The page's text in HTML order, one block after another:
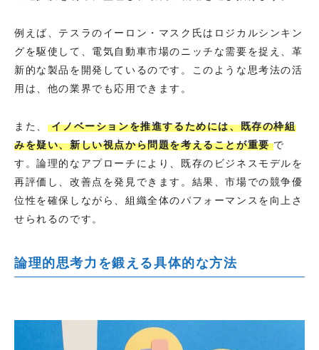
例えば、テスラのイーロン・マスク氏はロジカルシンキン
グを駆使して、電気自動車市場のニッチな需要を捉え、革
新的な製品を開発しているのです。このような思考法の活
用は、他の業界でも応用できます。
また、 イノベーションを推進するためには、既存の枠組
みを疑い、新しい視点から問題を考えることが重要で
す。論理的なアプローチにより、既存のビジネスモデルを
再評価し、改善点を発見できます。結果、市場での競争優
位性を確保しながら、組織全体のパフォーマンスを向上さ
せられるのです。
論理的思考力を鍛える具体的な方法